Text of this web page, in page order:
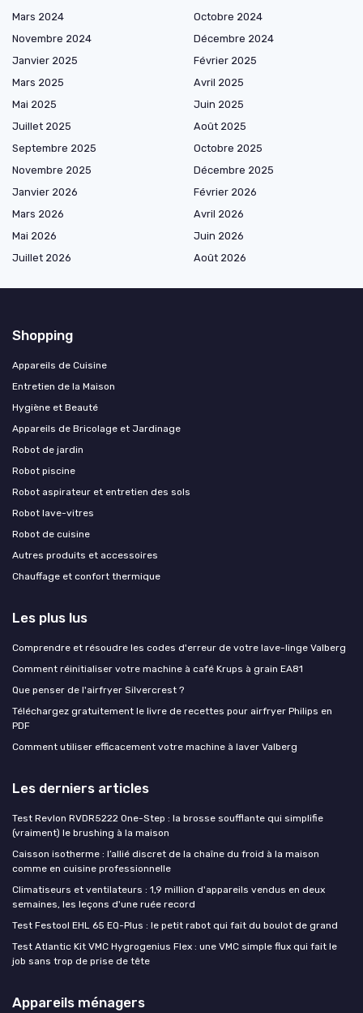
Mars 2024
Octobre 2024
Novembre 2024
Décembre 2024
Janvier 2025
Février 2025
Mars 2025
Avril 2025
Mai 2025
Juin 2025
Juillet 2025
Août 2025
Septembre 2025
Octobre 2025
Novembre 2025
Décembre 2025
Janvier 2026
Février 2026
Mars 2026
Avril 2026
Mai 2026
Juin 2026
Juillet 2026
Août 2026
Shopping
Appareils de Cuisine
Entretien de la Maison
Hygiène et Beauté
Appareils de Bricolage et Jardinage
Robot de jardin
Robot piscine
Robot aspirateur et entretien des sols
Robot lave-vitres
Robot de cuisine
Autres produits et accessoires
Chauffage et confort thermique
Les plus lus
Comprendre et résoudre les codes d'erreur de votre lave-linge Valberg
Comment réinitialiser votre machine à café Krups à grain EA81
Que penser de l'airfryer Silvercrest ?
Téléchargez gratuitement le livre de recettes pour airfryer Philips en
PDF
Comment utiliser efficacement votre machine à laver Valberg
Les derniers articles
Test Revlon RVDR5222 One-Step : la brosse soufflante qui simplifie
(vraiment) le brushing à la maison
Caisson isotherme : l’allié discret de la chaîne du froid à la maison
comme en cuisine professionnelle
Climatiseurs et ventilateurs : 1,9 million d'appareils vendus en deux
semaines, les leçons d'une ruée record
Test Festool EHL 65 EQ-Plus : le petit rabot qui fait du boulot de grand
Test Atlantic Kit VMC Hygrogenius Flex : une VMC simple flux qui fait le
job sans trop de prise de tête
Appareils ménagers